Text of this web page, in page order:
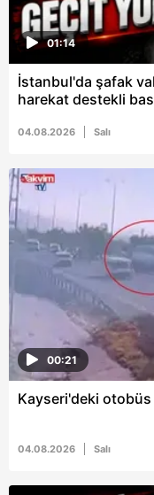
01:14
İstanbul'da şafak
harekat destekli
04.08.2026 Salı
00:21
Kayseri'deki otobüs
04.08.2026 Salı